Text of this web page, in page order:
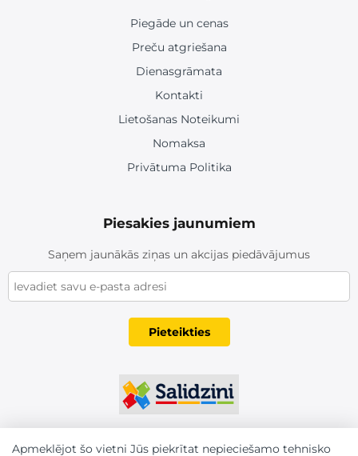
Piegāde un cenas
Preču atgriešana
Dienasgrāmata
Kontakti
Lietošanas Noteikumi
Nomaksa
Privātuma Politika
Piesakies jaunumiem
Saņem jaunākās ziņas un akcijas piedāvājumus
Pieteikties
Apmeklējot šo vietni Jūs piekrītat nepieciešamo tehnisko